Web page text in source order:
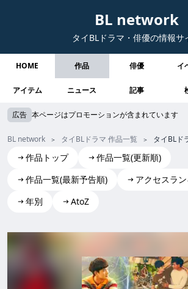
BL network
タイBLドラマ・俳優の情報サ
HOME 作品 俳優 イ
アイテム ニュース 記事
広告 本ページはプロモーションが含まれています
BL network タイBLドラマ 作品一覧 タイBLド
作品トップ
作品一覧(更新順)
作品一覧(最新予告順)
アクセスラ
年別
AtoZ
Lost in the Woods
Lost in the Woods lost in the woods